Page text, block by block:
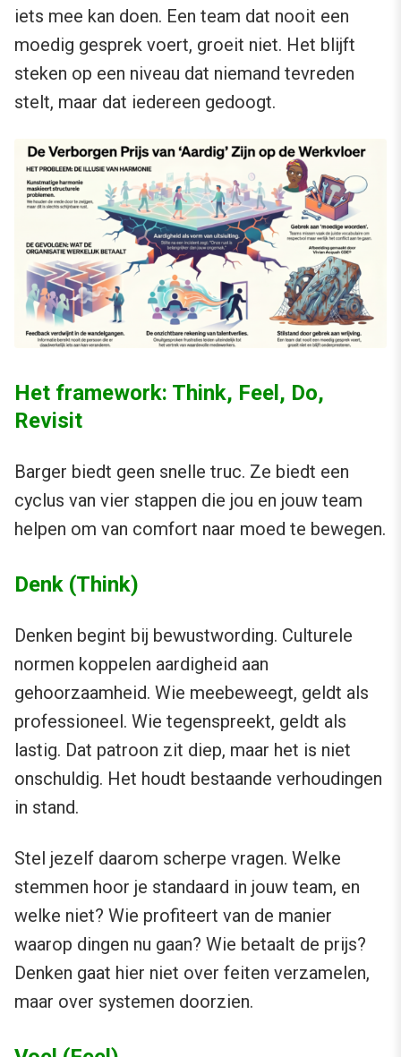
iets mee kan doen. Een team dat nooit een
moedig gesprek voert, groeit niet. Het blijft
steken op een niveau dat niemand tevreden
stelt, maar dat iedereen gedoogt.
Het framework: Think, Feel, Do,
Revisit
Barger biedt geen snelle truc. Ze biedt een
cyclus van vier stappen die jou en jouw team
helpen om van comfort naar moed te bewegen.
Denk (Think)
Denken begint bij bewustwording. Culturele
normen koppelen aardigheid aan
gehoorzaamheid. Wie meebeweegt, geldt als
professioneel. Wie tegenspreekt, geldt als
lastig. Dat patroon zit diep, maar het is niet
onschuldig. Het houdt bestaande verhoudingen
in stand.
Stel jezelf daarom scherpe vragen. Welke
stemmen hoor je standaard in jouw team, en
welke niet? Wie profiteert van de manier
waarop dingen nu gaan? Wie betaalt de prijs?
Denken gaat hier niet over feiten verzamelen,
maar over systemen doorzien.